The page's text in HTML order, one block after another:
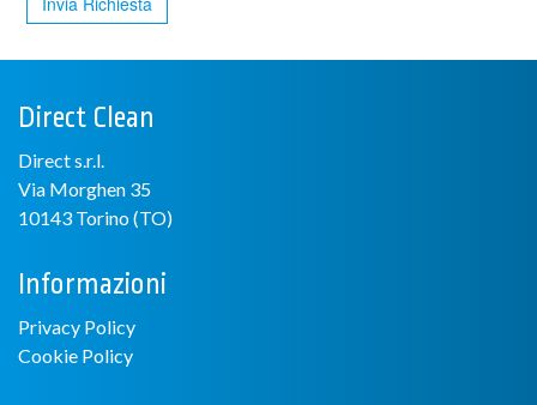
Direct Clean
Direct s.r.l.
Via Morghen 35
10143 Torino (TO)
Informazioni
Privacy Policy
Cookie Policy